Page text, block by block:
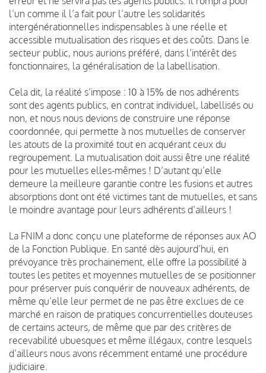
l’un comme il l’a fait pour l’autre les solidarités
intergénérationnelles indispensables à une réelle et
accessible mutualisation des risques et des coûts. Dans le
secteur public, nous aurions préféré, dans l’intérêt des
fonctionnaires, la généralisation de la labellisation.
Cela dit, la réalité s’impose : 10 à 15% de nos adhérents
sont des agents publics, en contrat individuel, labellisés ou
non, et nous nous devions de construire une réponse
coordonnée, qui permette à nos mutuelles de conserver
les atouts de la proximité tout en acquérant ceux du
regroupement. La mutualisation doit aussi être une réalité
pour les mutuelles elles-mêmes ! D’autant qu’elle
demeure la meilleure garantie contre les fusions et autres
absorptions dont ont été victimes tant de mutuelles, et sans
le moindre avantage pour leurs adhérents d’ailleurs !
La FNIM a donc conçu une plateforme de réponses aux AO
de la Fonction Publique. En santé dès aujourd’hui, en
prévoyance très prochainement, elle offre la possibilité à
toutes les petites et moyennes mutuelles de se positionner
pour préserver puis conquérir de nouveaux adhérents, de
même qu’elle leur permet de ne pas être exclues de ce
marché en raison de pratiques concurrentielles douteuses
de certains acteurs, de même que par des critères de
recevabilité ubuesques et même illégaux, contre lesquels
d’ailleurs nous avons récemment entamé une procédure
judiciaire.